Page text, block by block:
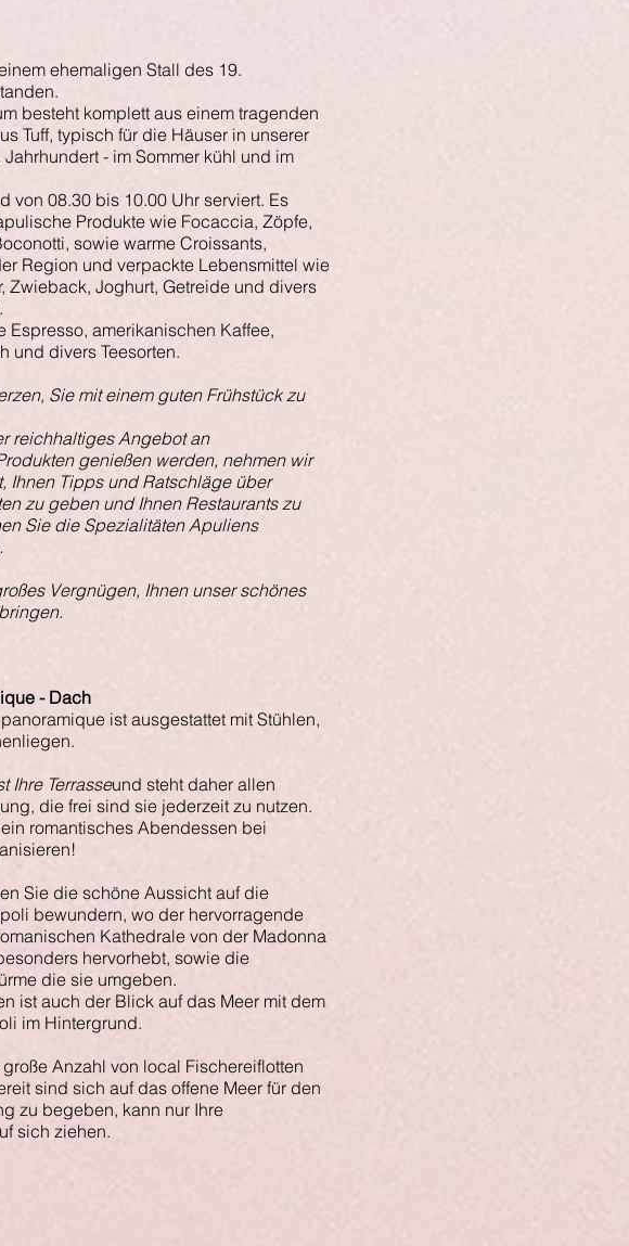
ehemaligen Stall des 19.
besteht komplett aus einem tragenden
Tuff, typisch für die Häuser in unserer
- im Sommer kühl und im
von 08.30 bis 10.00 Uhr serviert. Es
Produkte wie Focaccia, Zöpfe,
sowie warme Croissants,
Region und verpackte Lebensmittel wie
Zwieback, Joghurt, Getreide und divers
Espresso, amerikanischen Kaffee,
und divers Teesorten.
Sie mit einem guten Frühstück zu
reichhaltiges Angebot an
genießen werden, nehmen wir
Ihnen Tipps und Ratschläge über
zu geben und Ihnen Restaurants zu
Sie die Spezialitäten Apuliens
Vergnügen, Ihnen unser schönes
- Dach
ist ausgestattet mit Stühlen,
Ihre Terrasseund steht daher allen
die frei sind sie jederzeit zu nutzen.
romantisches Abendessen bei
Sie die schöne Aussicht auf die
bewundern, wo der hervorragende
Kathedrale von der Madonna
hervorhebt, sowie die
die sie umgeben.
ist auch der Blick auf das Meer mit dem
im Hintergrund.
Anzahl von local Fischereiflotten
sind sich auf das offene Meer für den
zu begeben, kann nur Ihre
sich ziehen.